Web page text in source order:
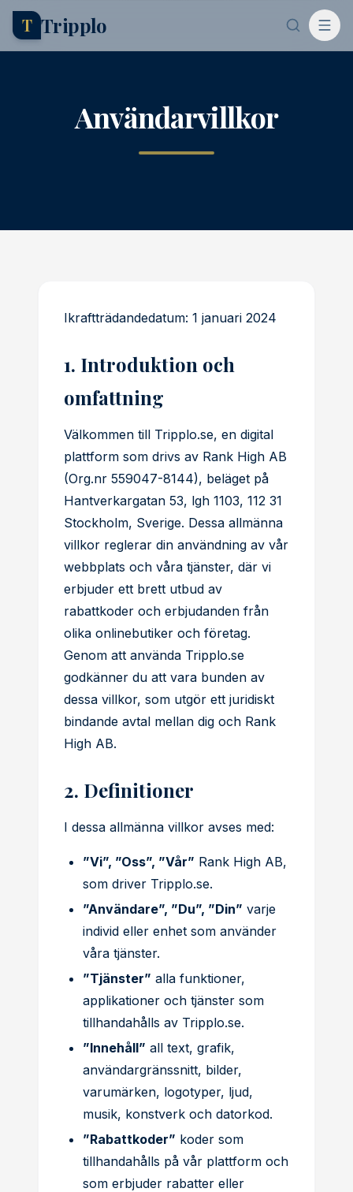
T Tripplo
Användarvillkor
Ikraftträdandedatum: 1 januari 2024
1. Introduktion och
omfattning
Välkommen till Tripplo.se, en digital
plattform som drivs av Rank High AB
(Org.nr 559047-8144), beläget på
Hantverkargatan 53, lgh 1103, 112 31
Stockholm, Sverige. Dessa allmänna
villkor reglerar din användning av vår
webbplats och våra tjänster, där vi
erbjuder ett brett utbud av
rabattkoder och erbjudanden från
olika onlinebutiker och företag.
Genom att använda Tripplo.se
godkänner du att vara bunden av
dessa villkor, som utgör ett juridiskt
bindande avtal mellan dig och Rank
High AB.
2. Definitioner
I dessa allmänna villkor avses med:
”Vi”, ”Oss”, ”Vår” Rank High AB,
som driver Tripplo.se.
”Användare”, ”Du”, ”Din” varje
individ eller enhet som använder
våra tjänster.
”Tjänster” alla funktioner,
applikationer och tjänster som
tillhandahålls av Tripplo.se.
”Innehåll” all text, grafik,
användargränssnitt, bilder,
varumärken, logotyper, ljud,
musik, konstverk och datorkod.
”Rabattkoder” koder som
tillhandahålls på vår plattform och
som erbjuder rabatter eller